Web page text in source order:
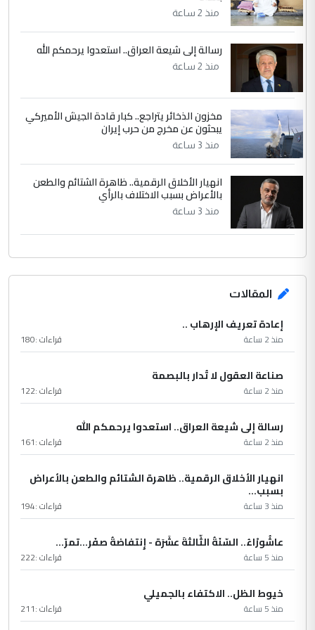
مضجعيك يابن الزنا (نص كامل)
منذ 2 ساعة
رسالة إلى شيعة العراق.. استعدوا يرحمكم الله
منذ 2 ساعة
مخزون الذخائر يتراجع.. كبار قادة الجيش الأميركي
يبحثون عن مخرج من حرب إيران
منذ 3 ساعة
انهيار الأخلاق الرقمية.. ظاهرة الشتائم والطعن
بالأعراض بسبب الاختلاف بالرأي
منذ 3 ساعة
المقالات
إعادة تعريف الإرهاب ..
منذ 2 ساعة قراءات :180
صناعة العقول لا تُدار بالبصمة
منذ 2 ساعة قراءات :122
رسالة إلى شيعة العراق.. استعدوا يرحمكم الله
منذ 2 ساعة قراءات :161
انهيار الأخلاق الرقمية.. ظاهرة الشتائم والطعن بالأعراض
بسبب...
منذ 3 ساعة قراءات :194
عاشُورْاءُ.. السّنَةُ الثّالثةَ عشَرَة - إِنتفاضةُ صفَر…تمرّ...
منذ 5 ساعة قراءات :222
خيوط الظل.. الاكتفاء بالجميلي
منذ 5 ساعة قراءات :211